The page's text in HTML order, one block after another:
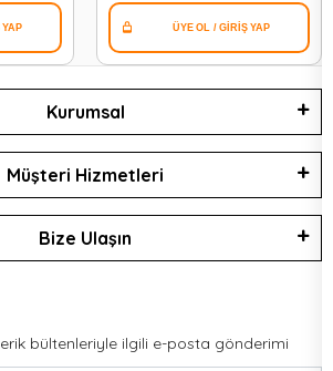
Kurumsal
Müşteri Hizmetleri
Bize Ulaşın
bültenleriyle ilgili e-posta gönderimi